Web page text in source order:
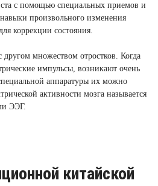
с помощью специальных приемов и
навыки произвольного изменения
коррекции состояния.
другом множеством отростков. Когда
импульсы, возникают очень
аппаратуры их можно
активности мозга называется
ЭЭГ.
китайской